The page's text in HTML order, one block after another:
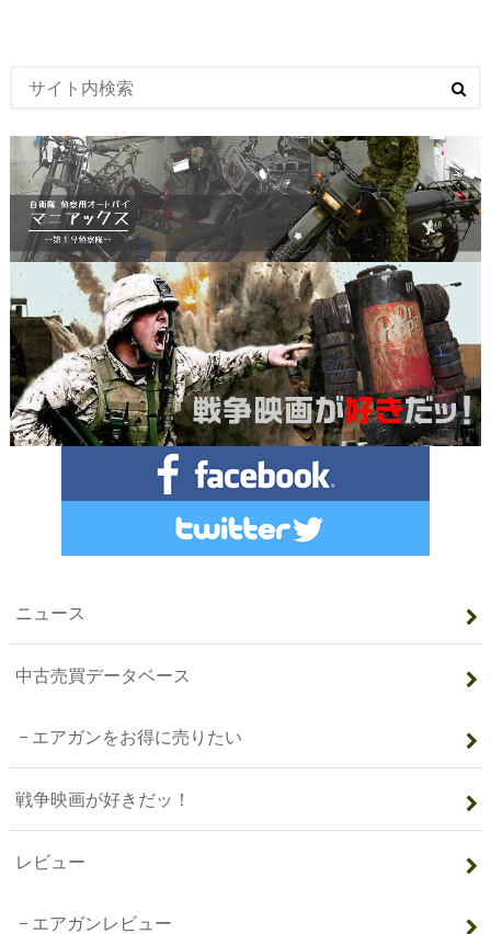
ニュース
中古売買データベース
エアガンをお得に売りたい
戦争映画が好きだッ！
レビュー
エアガンレビュー